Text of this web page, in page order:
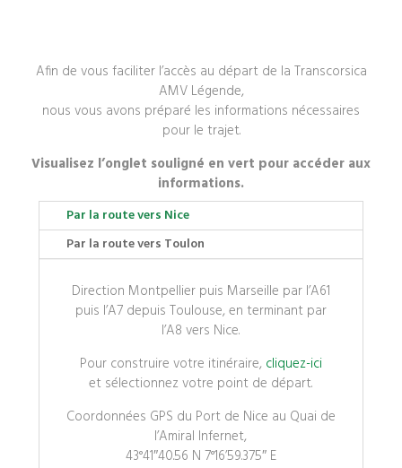
Afin de vous faciliter l’accès au départ de la Transcorsica
AMV Légende,
nous vous avons préparé les informations nécessaires
pour le trajet.
Visualisez l’onglet souligné en vert pour accéder aux
informations.
Par la route vers Nice
Par la route vers Toulon
Direction Montpellier puis Marseille par l’A61
puis l’A7 depuis Toulouse, en terminant par
l’A8 vers Nice.
Pour construire votre itinéraire, cliquez-ici
et sélectionnez votre point de départ.
Coordonnées GPS du Port de Nice au Quai de
l’Amiral Infernet,
43°41″40.56 N 7°16’59.375″ E